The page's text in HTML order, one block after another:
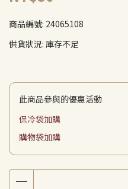
商品編號: 24065108
供貨狀況: 庫存不足
此商品參與的優惠活動
保冷袋加購
購物袋加購